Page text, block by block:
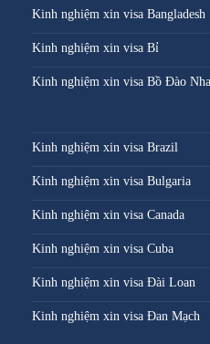
Kinh nghiệm xin visa Bangladesh
Kinh nghiệm xin visa Bỉ
Kinh nghiệm xin visa Bồ Đào Nha
Kinh nghiệm xin visa Brazil
Kinh nghiệm xin visa Bulgaria
Kinh nghiệm xin visa Canada
Kinh nghiệm xin visa Cuba
Kinh nghiệm xin visa Đài Loan
Kinh nghiệm xin visa Đan Mạch